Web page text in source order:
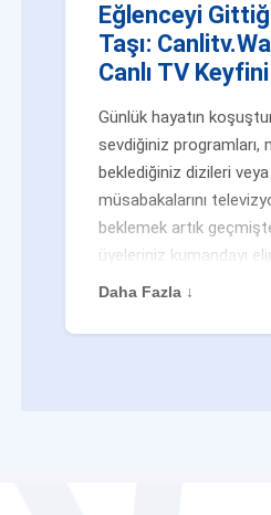
Eğlenceyi
Taşı:
Canlı TV
Günlük hayatın
sevdiğiniz programları,
beklediğiniz dizileri
müsabakalarını
beklemek artık
üyeleriniz kumandayı
veya siz evden
değilsiniz. Geleneksel
Daha Fazla ↓